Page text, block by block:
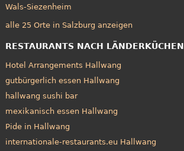
Wals-Siezenheim
alle 25 Orte in Salzburg anzeigen
RESTAURANTS NACH LÄNDERKÜCHEN
Hotel Arrangements Hallwang
gutbürgerlich essen Hallwang
hallwang sushi bar
mexikanisch essen Hallwang
Pide in Hallwang
internationale-restaurants.eu Hallwang